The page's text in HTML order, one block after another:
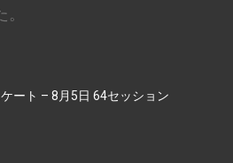
ート – 8月5日 64セッション